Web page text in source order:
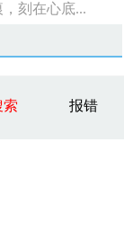
刻在心底...
索 报错